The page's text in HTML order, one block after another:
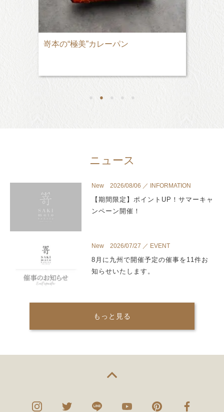
嵜本の“極美”カレーパン
● ● ● ● ●
ニュース
New 2026/08/06 ／ INFORMATION
【期間限定】ポイントUP！サマーキャ
ンペーン開催！
New 2026/07/27 ／ EVENT
8月に九州で開催予定の催事を11件お
知らせいたします。
もっと見る